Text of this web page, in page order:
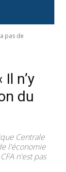
pas de
n’y
du
Centrale
l'économie
n'est pas